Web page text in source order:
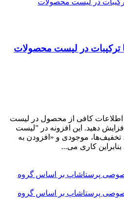
ترکیبات در لیست محصولات
اطلاعات کافی از محصول در لیست
دهید. این افزونه در "لیست
موجودی و «افزودن به
کاری می...